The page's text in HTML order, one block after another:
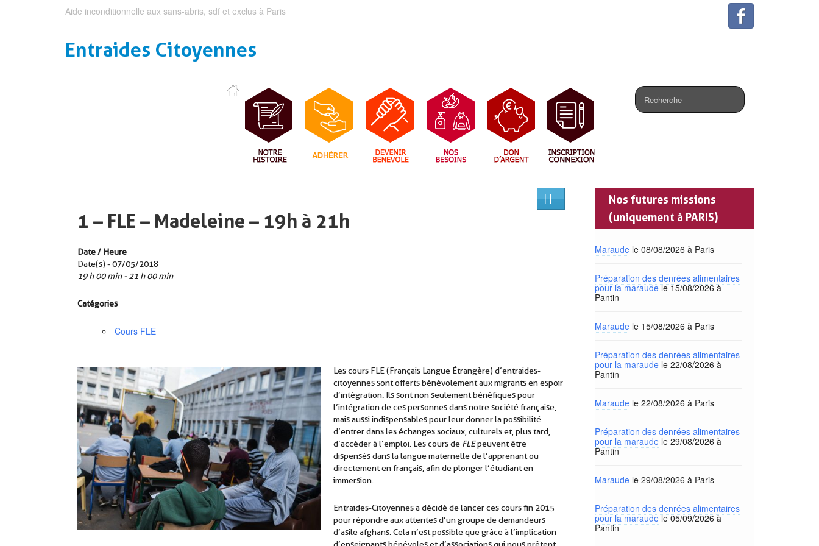
Aide inconditionnelle aux sans-abris, sdf et exclus à Paris
Entraides Citoyennes
1 – FLE – Madeleine – 19h à 21h
Date / Heure
Date(s) - 07/05/2018
19 h 00 min - 21 h 00 min
Catégories
Cours FLE
Les cours FLE (Français Langue Étrangère) d’entraides-
citoyennes sont offerts bénévolement aux migrants en espoir
d’intégration. Ils sont non seulement bénéfiques pour
l’intégration de ces personnes dans notre société française,
mais aussi indispensables pour leur donner la possibilité
d’entrer dans les échanges sociaux, culturels et, plus tard,
d’accéder à l’emploi. Les cours de FLEpeuvent être
dispensés dans la langue maternelle de l’apprenant ou
directement en français, afin de plonger l’étudiant en
immersion.
Entraides-Citoyennes a décidé de lancer ces cours fin 2015
pour répondre aux attentes d’un groupe de demandeurs
d’asile afghans. Cela n’est possible que grâce à l’implication
Nos futures missions
(uniquement à PARIS)
Maraude le 08/08/2026 à Paris
Préparation des denrées alimentaires
pour la maraudele 15/08/2026 à
Pantin
Maraude le 15/08/2026 à Paris
Préparation des denrées alimentaires
pour la maraudele 22/08/2026 à
Pantin
Maraude le 22/08/2026 à Paris
Préparation des denrées alimentaires
pour la maraudele 29/08/2026 à
Pantin
Maraude le 29/08/2026 à Paris
Préparation des denrées alimentaires
pour la maraudele 05/09/2026 à
Pantin